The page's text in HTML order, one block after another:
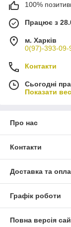
100%
Працює з
м. Харків
0(97)-393-09-
Контакти
Сьогодні
Показати
Про нас
Контакти
Доставка та
Графік роботи
Повна версія